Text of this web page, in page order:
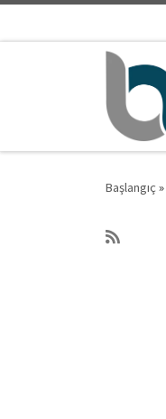
Başlangıç »